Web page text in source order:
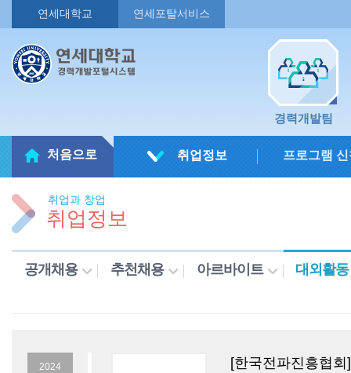
연세대학교 연세포탈서비스
경력개발팀
처음으로 취업정보 프로그램
취업과 창업
취업정보
공개채용 추천채용 아르바이트 대외활동
2024
[한국전파진흥협